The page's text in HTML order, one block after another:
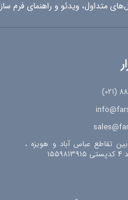
ثبت-مکان
افزونه-جوملا
متداول، ویدئو و راهنمای فرم ساز
تقاطع عباس آباد و هویزه ،